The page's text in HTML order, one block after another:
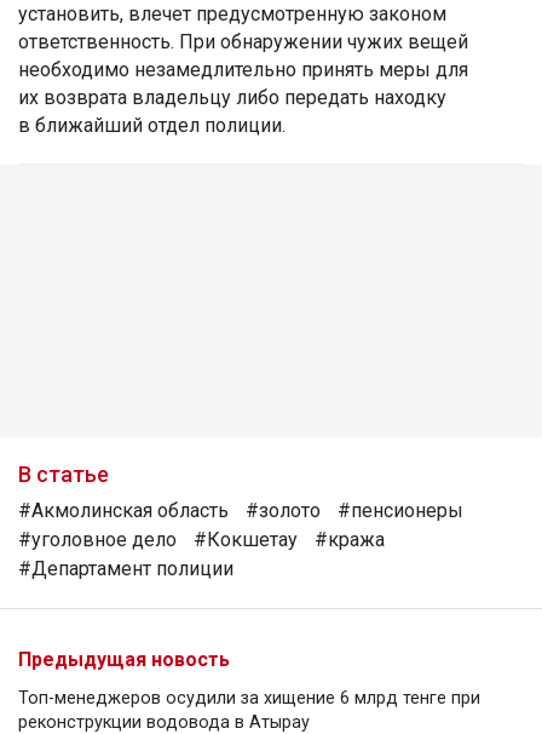
установить, влечет предусмотренную законом
ответственность. При обнаружении чужих вещей
необходимо незамедлительно принять меры для
их возврата владельцу либо передать находку
в ближайший отдел полиции.
В статье
#Акмолинская область #золото
#пенсионеры
#уголовное дело
#Кокшетау
#кража
#Департамент полиции
Предыдущая новость
Топ-менеджеров осудили за хищение 6 млрд тенге при
реконструкции водовода в Атырау